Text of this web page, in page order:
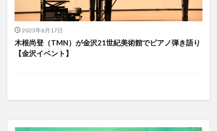
2023年6月17日
木根尚登（TMN）が金沢21世紀美術館でピアノ弾き語り
【金沢イベント】